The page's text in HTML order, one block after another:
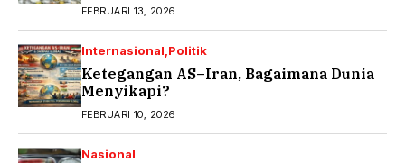
FEBRUARI 13, 2026
Internasional Politik
Ketegangan AS–Iran, Bagaimana Dunia
Menyikapi?
FEBRUARI 10, 2026
Nasional